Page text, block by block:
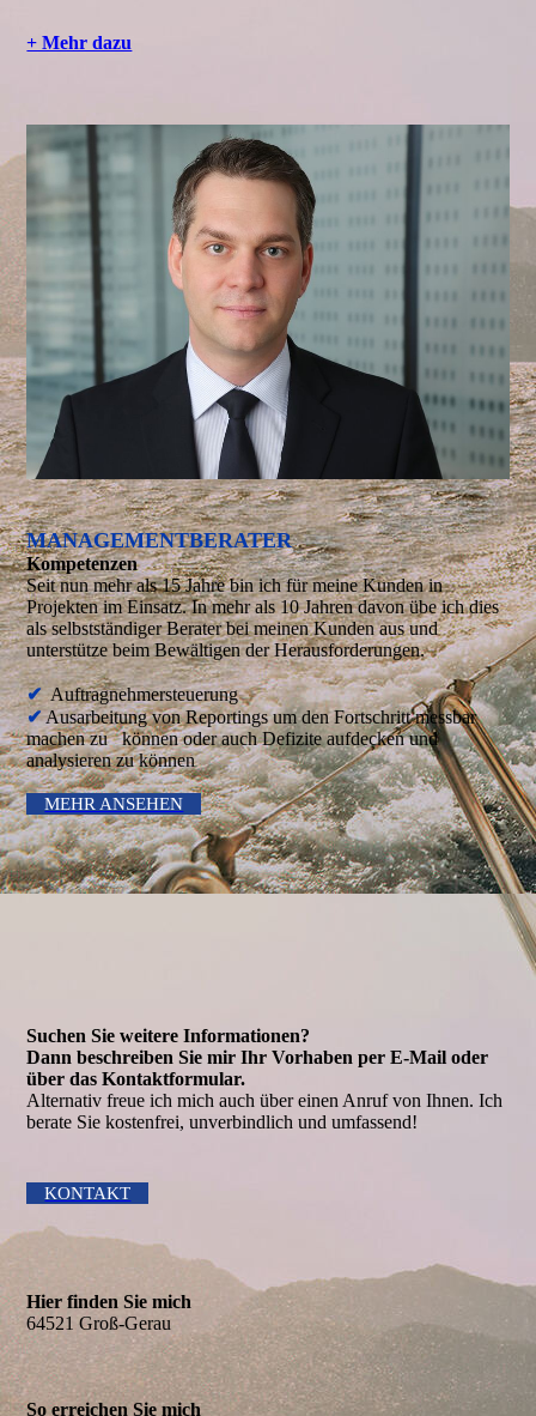
+ Mehr dazu
MANAGEMENTBERATER
Kompetenzen
Seit nun mehr als 15 Jahre bin ich für meine Kunden in
Projekten im Einsatz. In mehr als 10 Jahren davon übe ich dies
als selbstständiger Berater bei meinen Kunden aus und
unterstütze beim Bewältigen der Herausforderungen.
✔Auftragnehmersteuerung
✔Ausarbeitung von Reportings um den Fortschritt messbar
machen zu können oder auch Defizite aufdecken und
analysieren zu können
MEHR ANSEHEN
Suchen Sie weitere Informationen?
Dann beschreiben Sie mir Ihr Vorhaben per E-Mail oder
über das Kontakt­formular.
Alternativ freue ich mich auch über einen Anruf von Ihnen. Ich
berate Sie kostenfrei, unverbindlich und umfassend!
KONTAKT
Hier finden Sie mich
64521 Groß-Gerau
So erreichen Sie mich